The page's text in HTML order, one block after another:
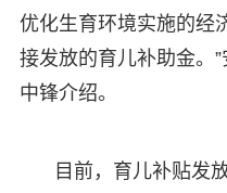
优化生育环境实施的经
接发放的育儿补助金。
中锋介绍。
目前，育儿补贴发